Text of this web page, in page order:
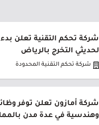
شركة تحكم التقنية تعلن
لحديثي التخرج بالرياض
شركة تحكم التقنية المحدودة
شركة أمازون تعلن توفر
وهندسية في عدة مدن